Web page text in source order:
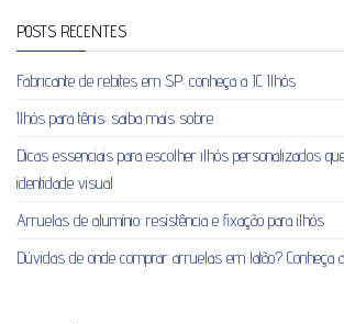
POSTS RECENTES
Fabricante de rebites em SP: conheça a JC Ilhós
Ilhós para tênis: saiba mais sobre
Dicas essenciais para escolher ilhós personalizados
identidade visual
Arruelas de alumínio: resistência e fixação para ilhós
Dúvidas de onde comprar arruelas em latão? Conheça